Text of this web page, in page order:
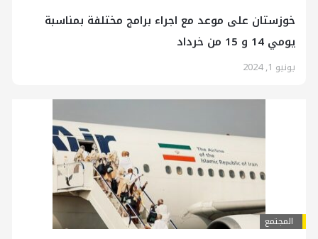
خوزستان علی موعد مع اجراء برامج مختلفة بمناسبة
يومي 14 و 15 من خرداد
يونيو 1, 2024
المجتمع